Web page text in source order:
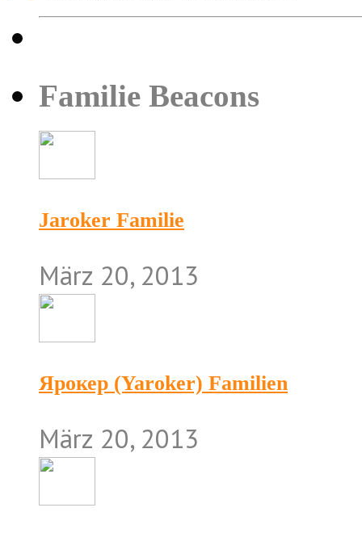
Familie Beacons
Jaroker Familie
März 20, 2013
Ярокер (Yaroker) Familien
März 20, 2013